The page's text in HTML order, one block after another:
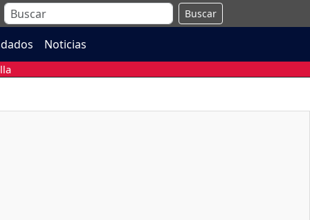
Buscar
Noticias